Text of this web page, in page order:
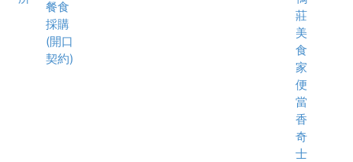
餐食
採購
(開口
契約)
莊
美
食
家
便
當
香
奇
士